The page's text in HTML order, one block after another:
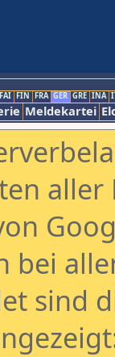
FAI FIN FRA GER GRE INA
Meldekartei
aller
bei
sind